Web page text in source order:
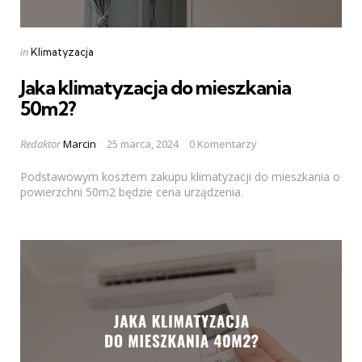
Categories
Posted
inKlimatyzacja
Jaka klimatyzacja do mieszkania
50m2?
Posted
RedaktorMarcin 25 marca, 2024 0 Komentarzy
Podstawowym kosztem zakupu klimatyzacji do mieszkania o
powierzchni 50m2 będzie cena urządzenia.